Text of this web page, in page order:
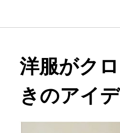
洋服がク
きのアイ